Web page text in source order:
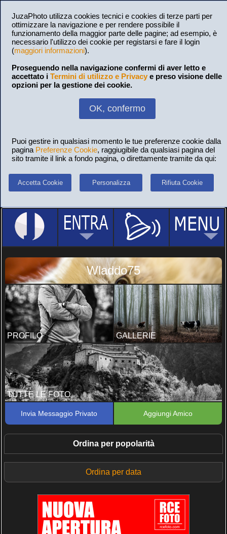
JuzaPhoto utilizza cookies tecnici e cookies di terze parti per
ottimizzare la navigazione e per rendere possibile il
funzionamento della maggior parte delle pagine; ad esempio, è
necessario l'utilizzo dei cookie per registarsi e fare il login
(maggiori informazioni).
Proseguendo nella navigazione confermi di aver letto e
accettato i Termini di utilizzo e Privacy e preso visione delle
opzioni per la gestione dei cookie.
OK, confermo
Puoi gestire in qualsiasi momento le tue preferenze cookie dalla
pagina Preferenze Cookie, raggiugibile da qualsiasi pagina del
sito tramite il link a fondo pagina, o direttamente tramite da qui:
Accetta Cookie Personalizza Rifiuta Cookie
Wladdo75
PROFILO GALLERIE
TUTTE LE FOTO
Invia Messaggio Privato Aggiungi Amico
Ordina per popolarità
Ordina per data